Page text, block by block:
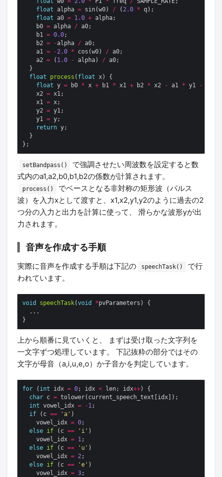
float alpha = sin(w0) / ( 2.0 *
float a0 = 1.0 +
    b0
= alpha /
    b1
= 0.0
    b2
= -alpha /
    a1
= -2.0 * cos(w0) /
    a2
= ( 1.0 - alpha) /
float
process ( float
float y = b0 * x + b1 * x1 + b2 * x2 - a1 * y1 -
    x2
=
    x1
=
    y2
=
    y1
=
return
setBandpass()
で強調させたい周波数を設定すると数
式内のa1,a2,b0,b1,b2の係数が計算されます。
process()
でベースとなる非対称の矩形波（パルス
波）を入力xとして渡すと、x1,x2,y1,y2のように過去の2
つ分の入力と出力を計算に使って、 滑らかな波形yが出
力されます。
音声を作成する手順
実際に音声を作成する手順は下記の speechTask()
で行
われています。
void speechTask(void *
上から順番に見ていくと、 まずは受け取った文字列を
一文字ずつ処理しています。 下記抜粋の部分ではその
文字が母音（a,i,u,e,o）か子音かを判定しています。
for ( int idx = 0; idx < len; idx++
char c =
int vowel_idx = -1
if (c == 'a'
    vowel_idx
= 0
else if (c == 'i'
    vowel_idx
= 1
else if (c == 'u'
    vowel_idx
= 2
else if (c == 'e'
    vowel_idx
= 3